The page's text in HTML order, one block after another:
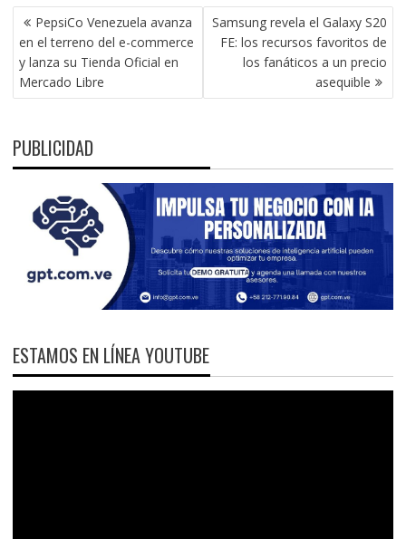
NAVEGACIÓN
DE
ENTRADAS
PepsiCo Venezuela avanza
en el terreno del e-commerce
y lanza su Tienda Oficial en
Mercado Libre
Samsung revela el Galaxy S20
FE: los recursos favoritos de
los fanáticos a un precio
asequible
PUBLICIDAD
ESTAMOS EN LÍNEA YOUTUBE